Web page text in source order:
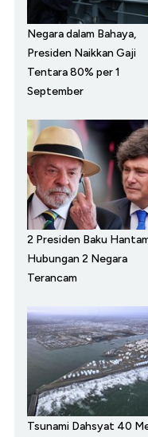
Negara dalam Bahaya,
Presiden Naikkan Gaji
Tentara 80% per 1
September
2 Presiden Baku
Hubungan 2 Negara
Terancam
Tsunami Dahsyat 40